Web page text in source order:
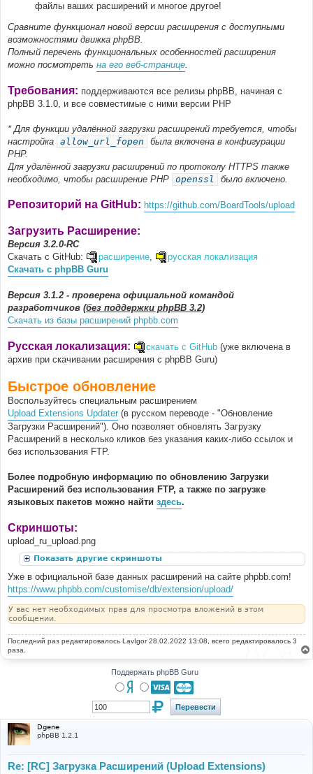
файлы ваших расширений и многое другое!
Сравните функционал новой версии расширения с доступными
возможностями движка phpBB.
Полный перечень функциональных особенностей расширения
можно посмотреть на его веб-странице.
Требования: поддерживаются все релизы phpBB, начиная с
phpBB 3.1.0, и все совместимые с ними версии PHP
* Для функции удалённой загрузки расширений требуется, чтобы
настройка allow_url_fopen
была включена в конфигурации
PHP.
Для удалённой загрузки расширений по протоколу HTTPS также
необходимо, чтобы расширение PHP openssl было включено.
Репозиторий на GitHub: https://github.com/BoardTools/upload
Загрузить Расширение:
Версия 3.2.0-RC
Скачать с GitHub:
расширение,
русская локализация
Скачать с phpBB Guru
Версия 3.1.2 - проверена официальной командой
разработчиков (без поддержки phpBB 3.2)
Скачать из базы расширений phpbb.com
Русская локализация: скачать с GitHub (уже включена в
архив при скачивании расширения с phpBB Guru)
Быстрое обновление
Воспользуйтесь специальным расширением
Upload Extensions Updater (в русском переводе - "Обновление
Загрузки Расширений"). Оно позволяет обновлять Загрузку
Расширений в несколько кликов без указания каких-либо ссылок и
без использования FTP.
Более подробную информацию по обновлению Загрузки
Расширений без использования FTP, а также по загрузке
языковых пакетов можно найти здесь.
Скриншоты:
upload_ru_upload.png
Показать другие скриншоты
Уже в официальной базе данных расширений на сайте phpbb.com!
https://www.phpbb.com/customise/db/extension/upload/
У вас нет необходимых прав для просмотра вложений в этом
сообщении.
Последний раз редактировалось LavIgor28.02.2022 13:08, всего редактировалось 3
раза.
Поддержать phpBB Guru
Dgene
phpBB 1.2.1
Re: [RC] Загрузка Расширений (Upload Extensions)